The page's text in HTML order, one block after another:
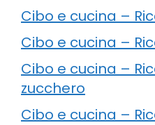
Cibo e cucina –
Cibo e cucina –
Cibo e cucina –
zucchero
Cibo e cucina –